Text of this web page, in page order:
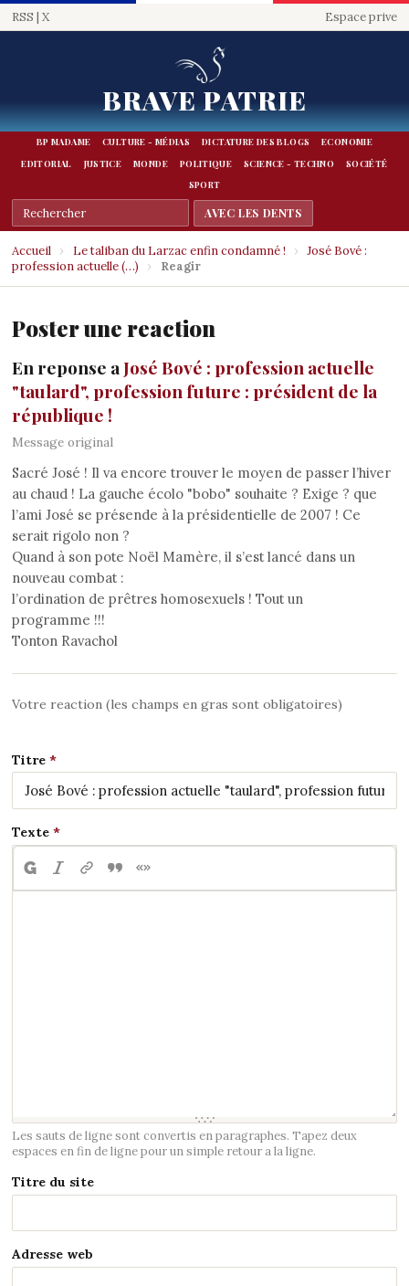
RSS | X Espace prive
BRAVE PATRIE
BP MADAME CULTURE - MÉDIAS DICTATURE DES BLOGS
ECONOMIE
EDITORIAL
JUSTICE MONDE POLITIQUE SCIENCE - TECHNO
SOCIÉTÉ
SPORT
Accueil › Le taliban du Larzac enfin condamné ! ›
José Bové :
profession actuelle (…)
› Reagir
Poster une reaction
En reponse aJosé Bové : profession actuelle
"taulard", profession future : président de la
république !
Message original
Sacré José ! Il va encore trouver le moyen de passer l’hiver
au chaud ! La gauche écolo "bobo" souhaite ? Exige ? que
l’ami José se présende à la présidentielle de 2007 ! Ce
serait rigolo non ?
Quand à son pote Noël Mamère, il s’est lancé dans un
nouveau combat :
l’ordination de prêtres homosexuels ! Tout un
programme !!!
Tonton Ravachol
Votre reaction (les champs en gras sont obligatoires)
Titre
Texte
Les sauts de ligne sont convertis en paragraphes. Tapez deux
espaces en fin de ligne pour un simple retour a la ligne.
Titre du site
Adresse web